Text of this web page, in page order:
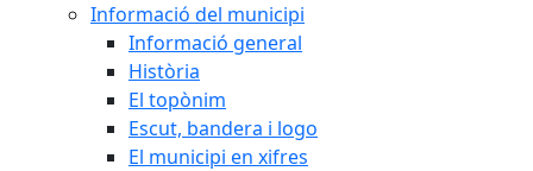
Informació del municipi
Informació general
Història
El topònim
Escut, bandera i logo
El municipi en xifres